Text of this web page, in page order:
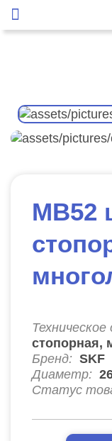
MB52
Техническое
стопорная,
Бренд: SKF
Диаметр:
Статус